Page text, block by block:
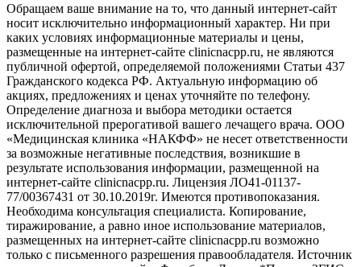
Обращаем ваше внимание на то, что данный интернет-сайт
носит исключительно информационный характер. Ни при
каких условиях информационные материалы и цены,
размещенные на интернет-сайте clinicnacpp.ru, не являются
публичной офертой, определяемой положениями Статьи 437
Гражданского кодекса РФ. Актуальную информацию об
акциях, предложениях и ценах уточняйте по телефону.
Определение диагноза и выбора методики остается
исключительной прерогативой вашего лечащего врача. ООО
«Медицинская клиника «НАКФФ» не несет ответственности
за возможные негативные последствия, возникшие в
результате использования информации, размещенной на
интернет-сайте clinicnacpp.ru. Лицензия ЛО41-01137-
77/00367431 от 30.10.2019г. Имеются противопоказания.
Необходима консультация специалиста. Копирование,
тиражирование, а равно иное использование материалов,
размещенных на интернет-сайте clinicnacpp.ru возможно
только с письменного разрешения правообладателя. Источник